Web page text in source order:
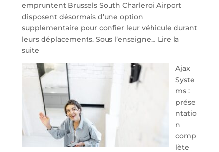
empruntent Brussels South Charleroi Airport
disposent désormais d’une option
supplémentaire pour confier leur véhicule durant
leurs déplacements. Sous l’enseigne… Lire la
suite:
À
40
minutes
de
Namur,
Steveny
Park
redessine
Ajax
Syste
ms :
prése
ntatio
n
comp
lète